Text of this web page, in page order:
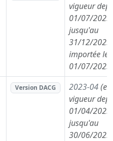
vigueur
01/07/2023,
jusqu'au
31/12/2023,
importée le
01/07/2023)
Version DACG 2023-04(en
vigueur
01/04/2023,
jusqu'au
30/06/2023,